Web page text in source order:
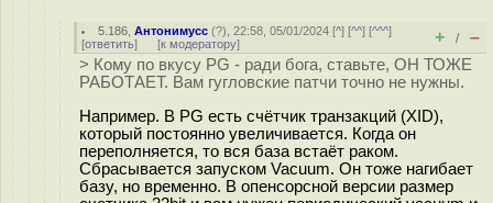
5.186 ,Антонимусс (?), 22:58, 05/01/2024 [^] [^^] [^^^]
[ответить] [к модератору] + / –
> Кому по вкусу PG - ради бога, ставьте, ОН ТОЖЕ
РАБОТАЕТ. Вам гугловские патчи точно не нужны.
Например. В PG есть счётчик транзакций (XID),
который постоянно увеличивается. Когда он
переполняется, то вся база встаёт раком.
Сбрасывается запуском Vacuum. Он тоже нагибает
базу, но временно. В опенсорсной версии размер